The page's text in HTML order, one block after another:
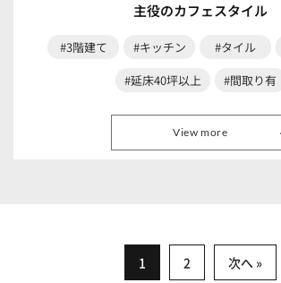
主役のカフェスタイル
#3階建て #キッチン #タイル
#延床40坪以上
#間取り有
View more
1 2 次へ »